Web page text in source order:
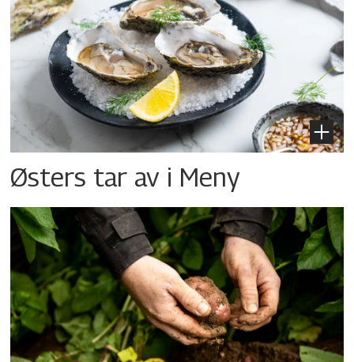
Østers tar av i Meny